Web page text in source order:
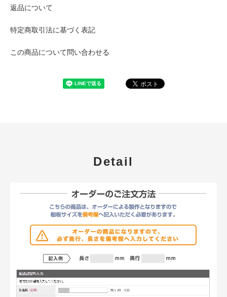
返品について
特定商取引法に基づく表記
この商品について問い合わせる
Detail